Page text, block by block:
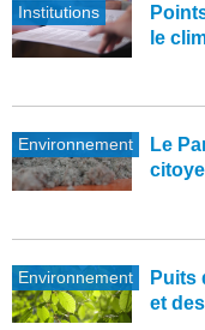
Institutions
le
Environnement
Le
Environnement
Puits
et